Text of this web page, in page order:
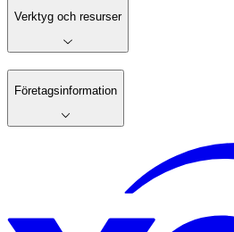
Verktyg och resurser
Företagsinformation